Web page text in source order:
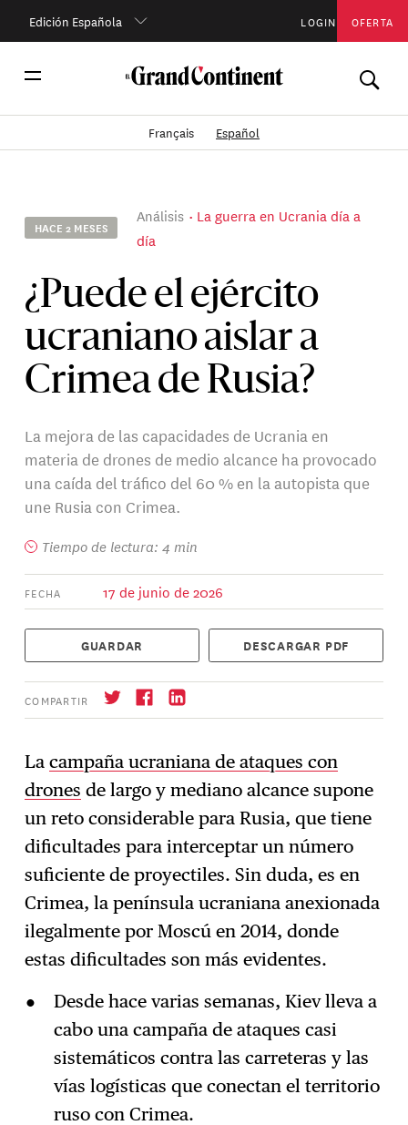
Edición Española LOGIN OFERTA
Français Español
HACE 2 MESES
Análisis
La guerra en Ucrania día a
día
¿Puede el ejército
ucraniano aislar a
Crimea de Rusia?
La mejora de las capacidades de Ucrania en
materia de drones de medio alcance ha provocado
una caída del tráfico del 60 % en la autopista que
une Rusia con Crimea.
Tiempo de lectura: 4 min
FECHA 17 de junio de 2026
GUARDAR DESCARGAR PDF
COMPARTIR
→ Suscríbase
Lacampaña ucraniana de ataques con
drones de largo y mediano alcance supone
un reto considerable para Rusia, que tiene
dificultades para interceptar un número
suficiente de proyectiles. Sin duda, es en
Crimea, la península ucraniana anexionada
ilegalmente por Moscú en 2014, donde
estas dificultades son más evidentes.
Desde hace varias semanas, Kiev lleva a
cabo una campaña de ataques casi
sistemáticos contra las carreteras y las
vías logísticas que conectan el territorio
ruso con Crimea.